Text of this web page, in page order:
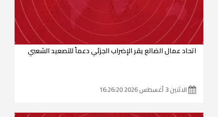
اتحاد عمال الضالع يقر الإضراب الجزئي دعماً للتصعيد الشعبي
الاثنين 3 أغسطس 2026 16:26:20